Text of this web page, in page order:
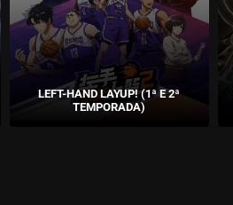
LEFT-HAND LAYUP! (1ª E 2ª
TEMPORADA)